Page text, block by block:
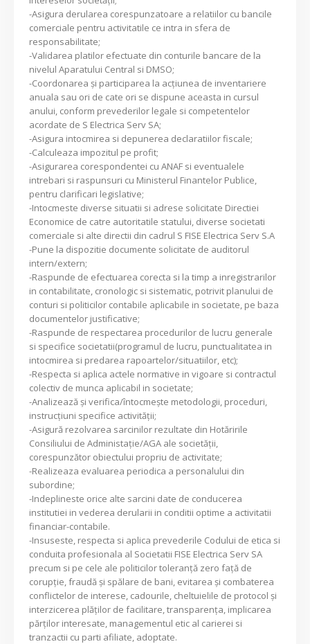
-Asigura derularea corespunzatoare a relatiilor cu bancile
comerciale pentru activitatile ce intra in sfera de
responsabilitate;
-Validarea platilor efectuate din conturile bancare de la
nivelul Aparatului Central si DMSO;
-Coordonarea şi participarea la acţiunea de inventariere
anuala sau ori de cate ori se dispune aceasta in cursul
anului, conform prevederilor legale si competentelor
acordate de S Electrica Serv SA;
-Asigura intocmirea si depunerea declaratiilor fiscale;
-Calculeaza impozitul pe profit;
-Asigurarea corespondentei cu ANAF si eventualele
intrebari si raspunsuri cu Ministerul Finantelor Publice,
pentru clarificari legislative;
-Intocmeste diverse situatii si adrese solicitate Directiei
Economice de catre autoritatile statului, diverse societati
comerciale si alte directii din cadrul S FISE Electrica Serv S.A
-Pune la dispozitie documente solicitate de auditorul
intern/extern;
-Raspunde de efectuarea corecta si la timp a inregistrarilor
in contabilitate, cronologic si sistematic, potrivit planului de
conturi si politicilor contabile aplicabile in societate, pe baza
documentelor justificative;
-Raspunde de respectarea procedurilor de lucru generale
si specifice societatii(programul de lucru, punctualitatea in
intocmirea si predarea rapoartelor/situatiilor, etc);
-Respecta si aplica actele normative in vigoare si contractul
colectiv de munca aplicabil in societate;
-Analizează şi verifica/întocmeşte metodologii, proceduri,
instrucţiuni specifice activităţii;
-Asigură rezolvarea sarcinilor rezultate din Hotăririle
Consiliului de Administaţie/AGA ale societăţii,
corespunzător obiectului propriu de activitate;
-Realizeaza evaluarea periodica a personalului din
subordine;
-Indeplineste orice alte sarcini date de conducerea
institutiei in vederea derularii in conditii optime a activitatii
financiar-contabile.
-Insuseste, respecta si aplica prevederile Codului de etica si
conduita profesionala al Societatii FISE Electrica Serv SA
precum si pe cele ale politicilor toleranță zero faţă de
corupție, fraudă şi spălare de bani, evitarea și combaterea
conflictelor de interese, cadourile, cheltuielile de protocol și
interzicerea plăților de facilitare, transparența, implicarea
părților interesate, managementul etic al carierei si
tranzactii cu parti afiliate, adoptate.